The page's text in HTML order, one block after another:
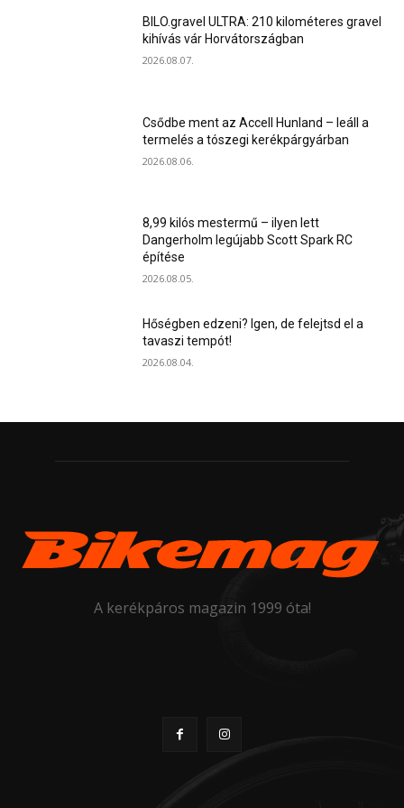
BILO.gravel ULTRA: 210 kilométeres gravel
kihívás vár Horvátországban
2026.08.07.
Csődbe ment az Accell Hunland – leáll a
termelés a tószegi kerékpárgyárban
2026.08.06.
8,99 kilós mestermű – ilyen lett
Dangerholm legújabb Scott Spark RC
építése
2026.08.05.
Hőségben edzeni? Igen, de felejtsd el a
tavaszi tempót!
2026.08.04.
A kerékpáros magazin 1999 óta!